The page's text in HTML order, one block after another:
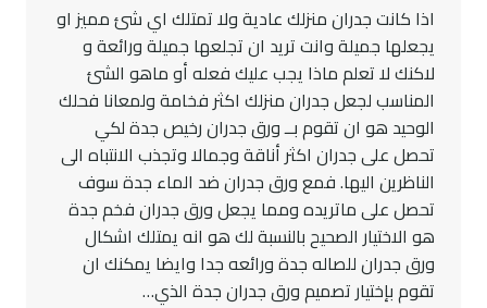
اذا كانت جدران منزلك عادية ولا تمتلك اي شئ مميز او
يجعلها جميلة وانت تريد ان تجلعها جميلة ورائعة و
لاكنك لا تعلم ماذا يجب عليك فعله أو ماهو الشئ
المناسب لجعل جدران منزلك اكثر فخامة ولمعانا فحلك
الوحيد هو ان تقوم بــ ورق جدران رخيص جدة لكي
تحصل على جدران اكثر أناقة وجمالا وتجذب الانتباه الى
الناظرين اليها. فمع ورق جدران ضد الماء جدة سوف
تحصل على ماتريده ومما يجعل ورق جدران فخم جدة
هو الاختيار الصحيح بالنسبة لك هو انه يمتلك اشكال
ورق جدران للصاله جدة ورائعه جدا وايضا يمكنك ان
تقوم بإختيار تصميم ورق جدران جدة الذي…